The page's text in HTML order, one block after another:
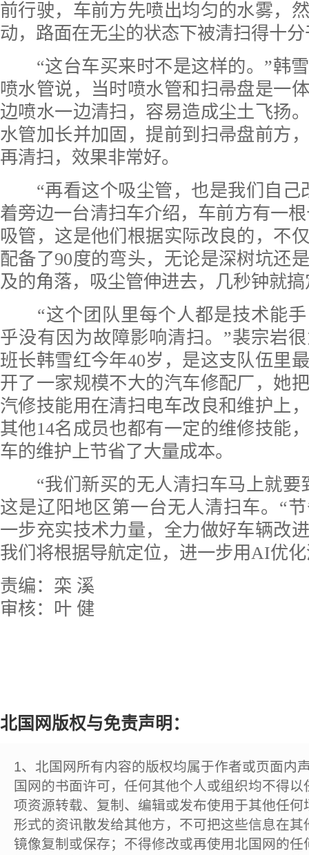
前行驶，车前方先喷出均匀的水雾，
动，路面在无尘的状态下被清扫得十
“这台车买来时不是这样的。”韩雪
喷水管说，当时喷水管和扫帚盘是一
边喷水一边清扫，容易造成尘土飞扬
水管加长并加固，提前到扫帚盘前方
再清扫，效果非常好。
“再看这个吸尘管，也是我们自己
着旁边一台清扫车介绍，车前方有一
吸管，这是他们根据实际改良的，不
配备了90度的弯头，无论是深树坑还
及的角落，吸尘管伸进去，几秒钟就
“这个团队里每个人都是技术能手
乎没有因为故障影响清扫。”裴宗岩
班长韩雪红今年40岁，是这支队伍里
开了一家规模不大的汽车修配厂，她
汽修技能用在清扫电车改良和维护上
其他14名成员也都有一定的维修技能
车的维护上节省了大量成本。
“我们新买的无人清扫车马上就要
这是辽阳地区第一台无人清扫车。“
一步充实技术力量，全力做好车辆改
我们将根据导航定位，进一步用AI优
责编：栾 溪
审核：叶 健
北国网版权与免责声明：
1、北国网所有内容的版权均属于作者或页面内
国网的书面许可，任何其他个人或组织均不得
项资源转载、复制、编辑或发布使用于其他任
形式的资讯散发给其他方，不可把这些信息在
镜像复制或保存；不得修改或再使用北国网的